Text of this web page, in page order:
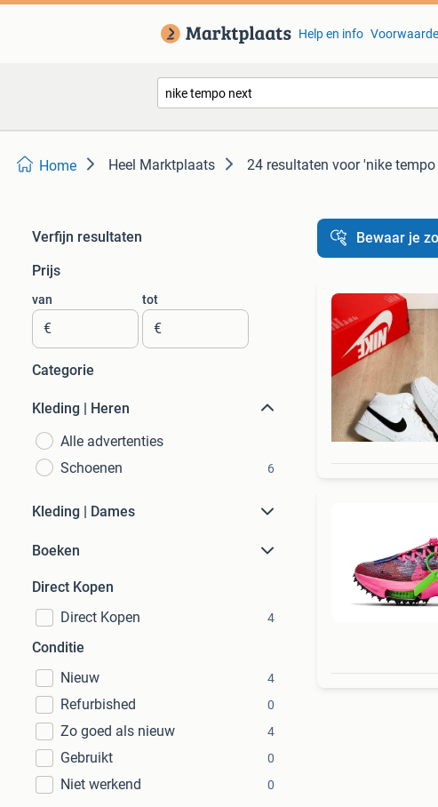
Help en info
Home Heel Marktplaats 24 resultaten voor 'nike tempo
Verfijn resultaten
Prijs
van
€
tot
€
Categorie
Kleding | Heren
Alle advertenties
Schoenen
6
Kleding | Dames
Boeken
Direct Kopen
Direct Kopen
4
Conditie
Nieuw
4
Refurbished 0
Zo goed als nieuw 4
Gebruikt 0
Niet werkend 0
Bewaar je